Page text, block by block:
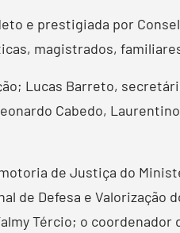
e prestigiada por
magistrados,
Lucas Barreto,
Cabedo,
de Justiça do
de Defesa e
Tércio; o